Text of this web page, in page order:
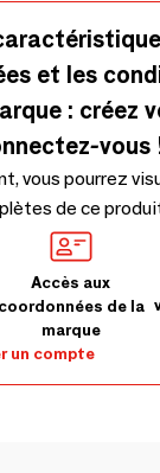
et les
: créez
vous
vous pourrez
de ce
Accès aux
coordonnées de la
marque
un compte